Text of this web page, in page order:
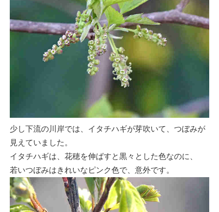
少し下流の川岸では、イタチハギが芽吹いて、つぼみが
見えていました。
イタチハギは、花穂を伸ばすと黒々とした色なのに、
若いつぼみはきれいなピンク色で、意外です。